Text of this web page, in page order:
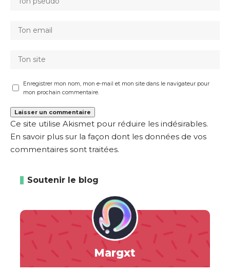
Enregistrer mon nom, mon e-mail et mon site dans le navigateur pour
mon prochain commentaire.
Ce site utilise Akismet pour réduire les indésirables.
En savoir plus sur la façon dont les données de vos
commentaires sont traitées.
Soutenir le blog
Margxt